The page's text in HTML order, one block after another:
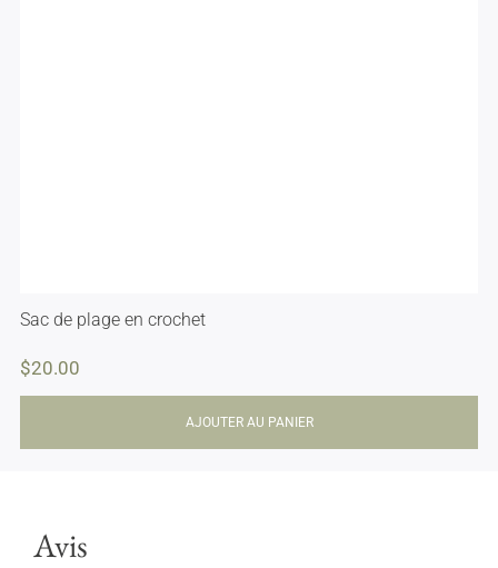
Sac de plage en crochet
$20.00
AJOUTER AU PANIER
Avis